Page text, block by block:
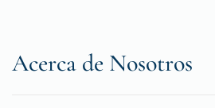
Acerca de Nosotros